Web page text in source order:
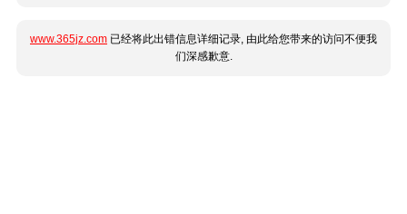
www.365jz.com 已经将此出错信息详细记录, 由此给您带来的访问不便我
们深感歉意.